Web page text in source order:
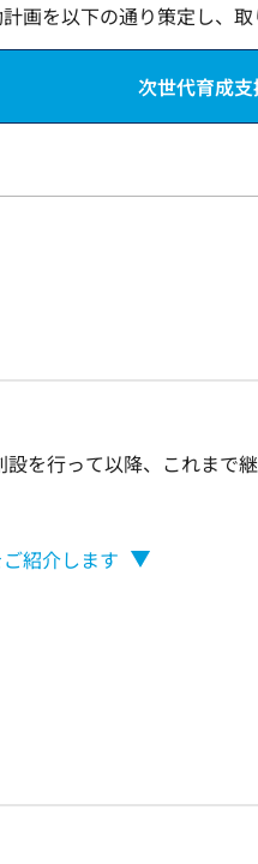
画を以下の通り策定し、取
次世代育成
を行って以降、これまで
紹介します